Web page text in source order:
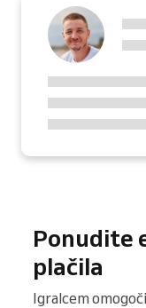
Ponudite
plačila
Igralcem